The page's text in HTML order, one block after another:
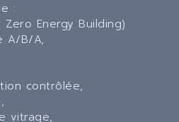
:
Zero Energy Building)
A/B/A,
contrôlée,
vitrage,